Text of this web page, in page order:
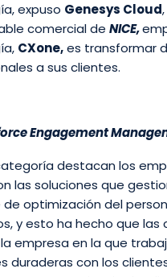
expuso Genesys Cloud
comercial de NICE,
CXone,es transformar
a sus clientes.
Engagement
destacan los
las soluciones que
optimización del
y esto ha hecho que
empresa en la que
duraderas con los